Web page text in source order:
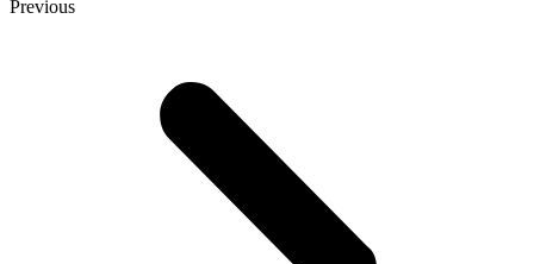
Previous